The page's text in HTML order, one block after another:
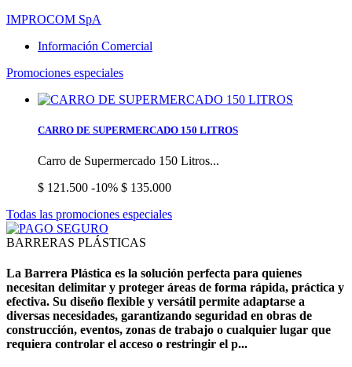
IMPROCOM SpA
Información Comercial
Promociones especiales
CARRO DE SUPERMERCADO 150 LITROS
Carro de Supermercado 150 Litros...
$ 121.500 -10% $ 135.000
Todas las promociones especiales
BARRERAS PLÁSTICAS
La Barrera Plástica es la solución perfecta para quienes
necesitan delimitar y proteger áreas de forma rápida, práctica y
efectiva. Su diseño flexible y versátil permite adaptarse a
diversas necesidades, garantizando seguridad en obras de
construcción, eventos, zonas de trabajo o cualquier lugar que
requiera controlar el acceso o restringir el p...